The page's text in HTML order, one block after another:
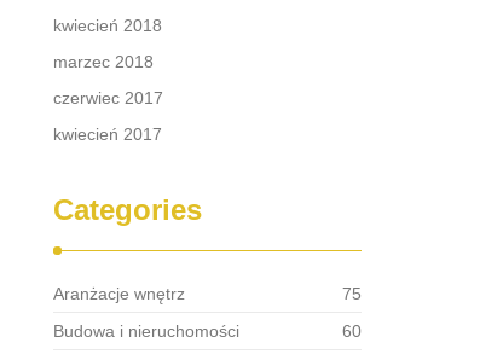
kwiecień 2018
marzec 2018
czerwiec 2017
kwiecień 2017
Categories
Aranżacje wnętrz
75
Budowa i nieruchomości
60